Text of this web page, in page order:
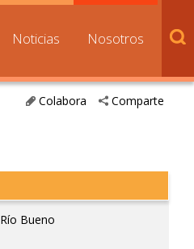
Noticias Nosotros
Comparte
Colabora
Río Bueno